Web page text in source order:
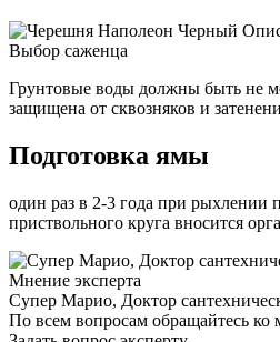
Грунтовые воды должны быть не
защищена от сквозняков и
Подготовка ямы
один раз в 2-3 года при рыхлении
приствольного круга вносится
Мнение эксперта
Супер Марио, Доктор
По всем вопросам обращайтесь ко